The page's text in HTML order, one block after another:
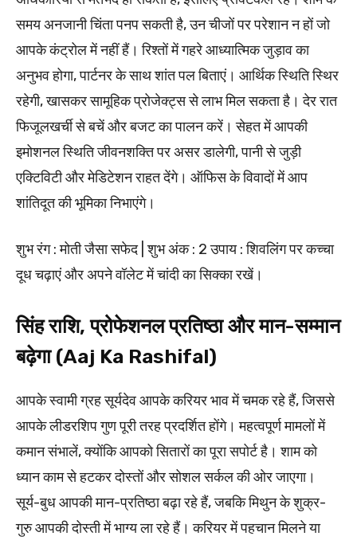
समय अनजानी चिंता पनप सकती है, उन चीजों पर परेशान न हों जो
आपके कंट्रोल में नहीं हैं। रिश्तों में गहरे आध्यात्मिक जुड़ाव का
अनुभव होगा, पार्टनर के साथ शांत पल बिताएं। आर्थिक स्थिति स्थिर
रहेगी, खासकर सामूहिक प्रोजेक्ट्स से लाभ मिल सकता है। देर रात
फिजूलखर्ची से बचें और बजट का पालन करें। सेहत में आपकी
इमोशनल स्थिति जीवनशक्ति पर असर डालेगी, पानी से जुड़ी
एक्टिविटी और मेडिटेशन राहत देंगे। ऑफिस के विवादों में आप
शांतिदूत की भूमिका निभाएंगे।
शुभ रंग : मोती जैसा सफेद | शुभ अंक : 2 उपाय : शिवलिंग पर कच्चा
दूध चढ़ाएं और अपने वॉलेट में चांदी का सिक्का रखें।
सिंह राशि, प्रोफेशनल प्रतिष्ठा और मान-सम्मान
बढ़ेगा (Aaj Ka Rashifal)
आपके स्वामी ग्रह सूर्यदेव आपके करियर भाव में चमक रहे हैं, जिससे
आपके लीडरशिप गुण पूरी तरह प्रदर्शित होंगे। महत्वपूर्ण मामलों में
कमान संभालें, क्योंकि आपको सितारों का पूरा सपोर्ट है। शाम को
ध्यान काम से हटकर दोस्तों और सोशल सर्कल की ओर जाएगा।
सूर्य-बुध आपकी मान-प्रतिष्ठा बढ़ा रहे हैं, जबकि मिथुन के शुक्र-
गुरु आपकी दोस्ती में भाग्य ला रहे हैं। करियर में पहचान मिलने या